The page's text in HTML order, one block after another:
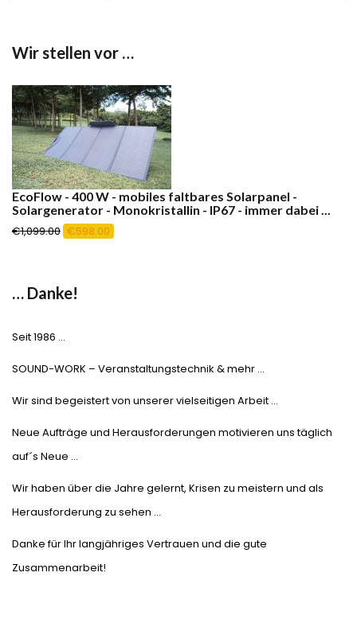
Wir stellen vor …
EcoFlow - 400 W - mobiles faltbares Solarpanel -
Solargenerator - Monokristallin - IP67 - immer dabei ...
€1,099.00Ursprünglicher
€598.00 Aktueller
… Danke!
Seit 1986 …
SOUND-WORK – Veranstaltungstechnik & mehr …
Wir sind begeistert von unserer vielseitigen Arbeit …
Neue Aufträge und Herausforderungen motivieren uns täglich
auf´s Neue …
Wir haben über die Jahre gelernt, Krisen zu meistern und als
Herausforderung zu sehen …
Danke für Ihr langjähriges Vertrauen und die gute
Zusammenarbeit!